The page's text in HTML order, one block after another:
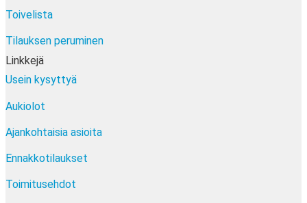
Toivelista
Tilauksen peruminen
Linkkejä
Usein kysyttyä
Aukiolot
Ajankohtaisia asioita
Ennakkotilaukset
Toimitusehdot